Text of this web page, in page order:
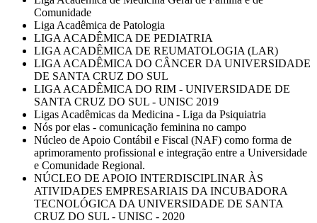
Comunidade
Liga Acadêmica de Patologia
LIGA ACADÊMICA DE PEDIATRIA
LIGA ACADÊMICA DE REUMATOLOGIA (LAR)
LIGA ACADÊMICA DO CÂNCER DA UNIVERSIDADE
DE SANTA CRUZ DO SUL
LIGA ACADÊMICA DO RIM - UNIVERSIDADE DE
SANTA CRUZ DO SUL - UNISC 2019
Ligas Acadêmicas da Medicina - Liga da Psiquiatria
Nós por elas - comunicação feminina no campo
Núcleo de Apoio Contábil e Fiscal (NAF) como forma de
aprimoramento profissional e integração entre a Universidade
e Comunidade Regional.
NÚCLEO DE APOIO INTERDISCIPLINAR ÀS
ATIVIDADES EMPRESARIAIS DA INCUBADORA
TECNOLÓGICA DA UNIVERSIDADE DE SANTA
CRUZ DO SUL - UNISC - 2020